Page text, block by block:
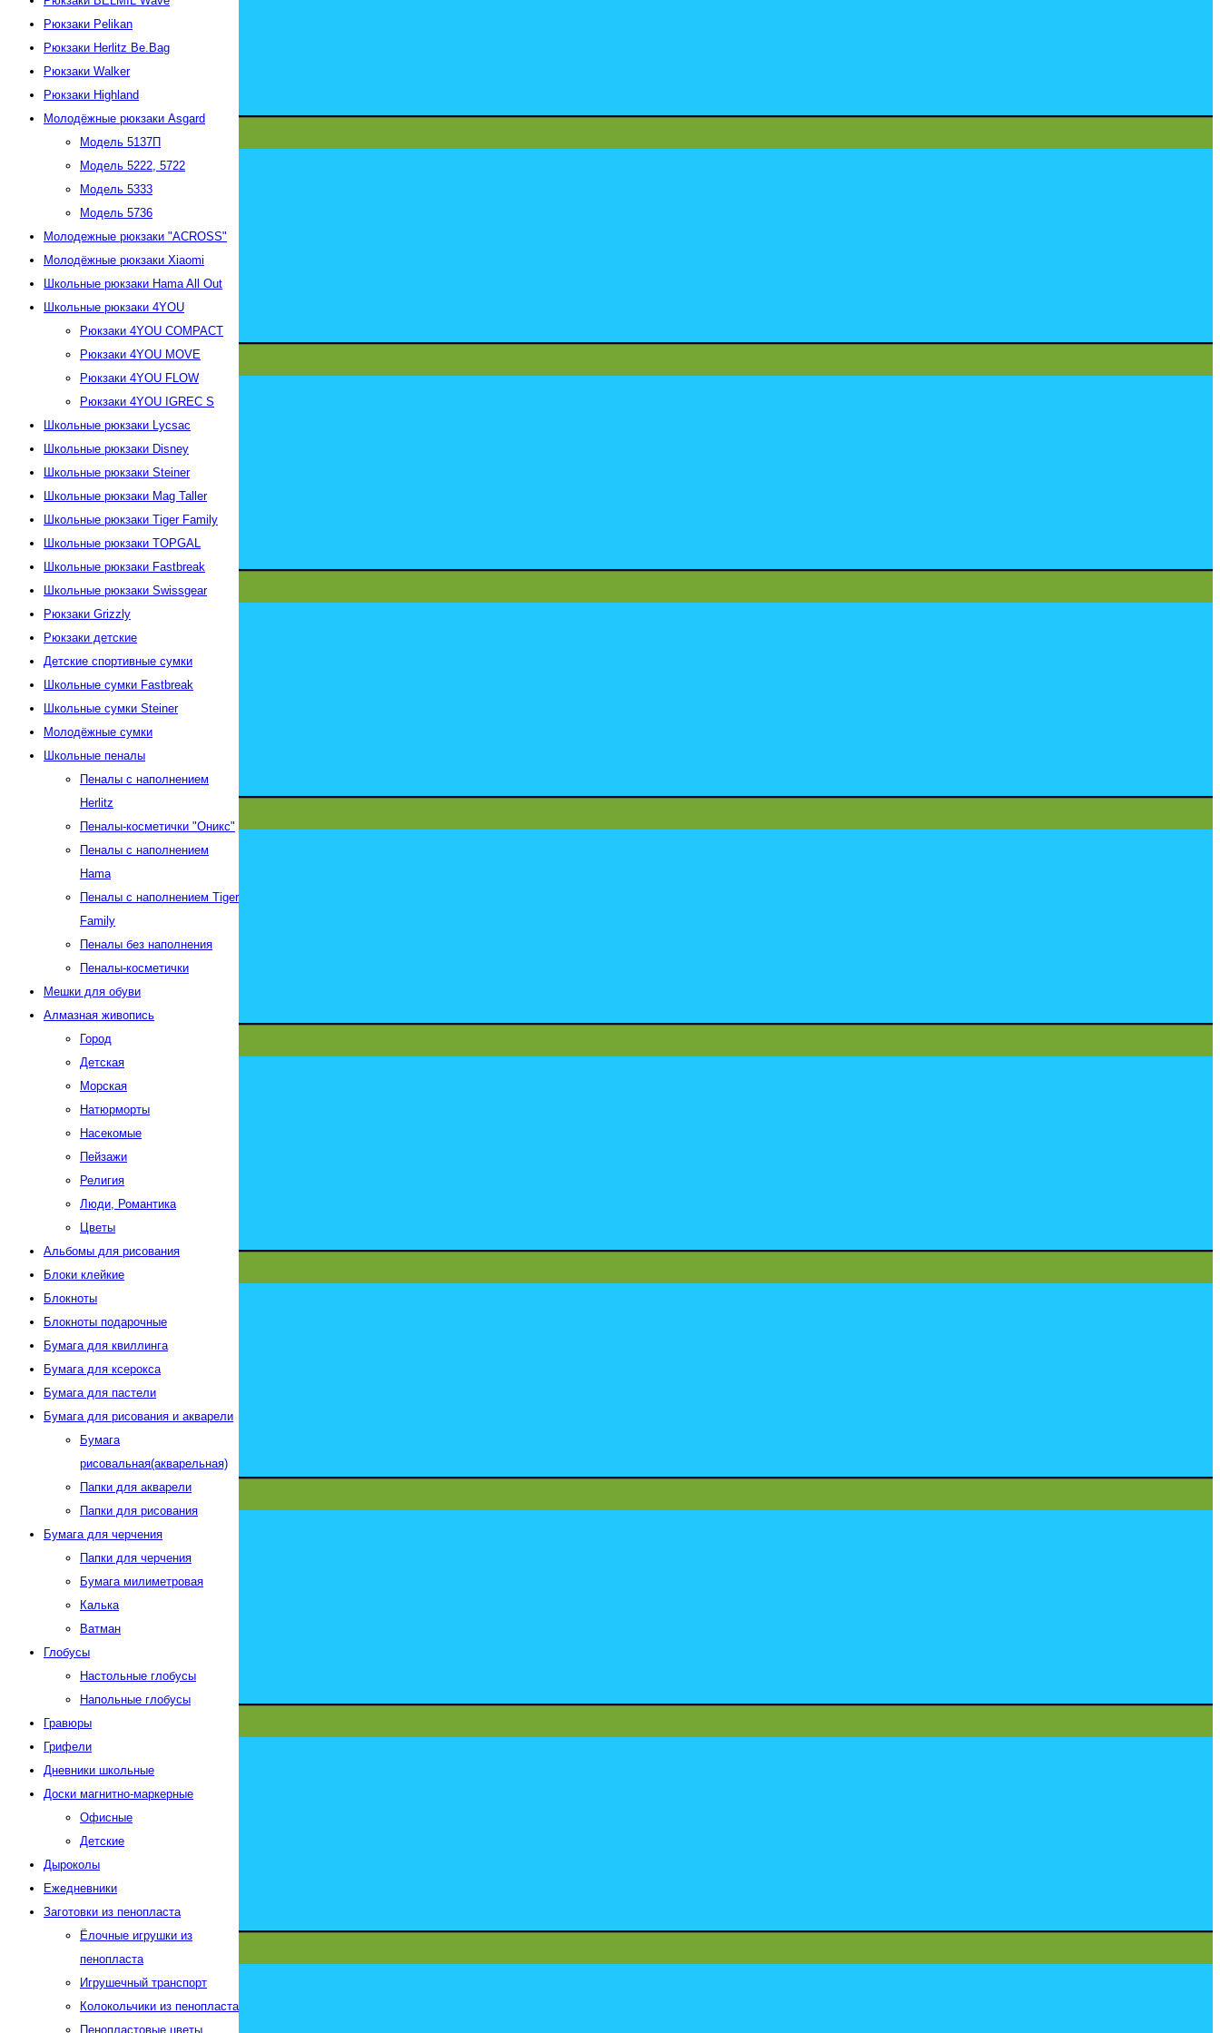
Рюкзаки Pelikan
Рюкзаки Herlitz Be.Bag
Рюкзаки Walker
Рюкзаки Highland
Молодёжные рюкзаки Asgard
Модель 5137П
Модель 5222, 5722
Модель 5333
Модель 5736
Молодежные рюкзаки "АСROSS"
Молодёжные рюкзаки Xiaomi
Школьные рюкзаки Hama All Out
Школьные рюкзаки 4YOU
Рюкзаки 4YOU СOMPACT
Рюкзаки 4YOU MOVE
Рюкзаки 4YOU FLOW
Рюкзаки 4YOU IGREC S
Школьные рюкзаки Lycsac
Школьные рюкзаки Disney
Школьные рюкзаки Steiner
Школьные рюкзаки Mag Taller
Школьные рюкзаки Tiger Family
Школьные рюкзаки TOPGAL
Школьные рюкзаки Fastbreak
Школьные рюкзаки Swissgear
Рюкзаки Grizzly
Рюкзаки детские
Детские спортивные сумки
Школьные сумки Fastbreak
Школьные сумки Steiner
Молодёжные сумки
Школьные пеналы
Пеналы с наполнением
Herlitz
Пеналы-косметички "Оникс"
Пеналы с наполнением
Hama
Пеналы с наполнением Tiger
Family
Пеналы без наполнения
Пеналы-косметички
Мешки для обуви
Алмазная живопись
Город
Детская
Морская
Натюрморты
Насекомые
Пейзажи
Религия
Люди, Романтика
Цветы
Альбомы для рисования
Блоки клейкие
Блокноты
Блокноты подарочные
Бумага для квиллинга
Бумага для ксерокса
Бумага для пастели
Бумага для рисования и акварели
Бумага
рисовальная(акварельная)
Папки для акварели
Папки для рисования
Бумага для черчения
Папки для черчения
Бумага милиметровая
Калька
Ватман
Глобусы
Настольные глобусы
Напольные глобусы
Гравюры
Грифели
Дневники школьные
Доски магнитно-маркерные
Офисные
Детские
Дыроколы
Ежедневники
Заготовки из пенопласта
Ёлочные игрушки из
пенопласта
Игрушечный транспорт
Колокольчики из пенопласта
Пенопластовые цветы